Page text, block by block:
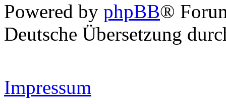
Powered by phpBB®
Deutsche Übersetzung
Impressum